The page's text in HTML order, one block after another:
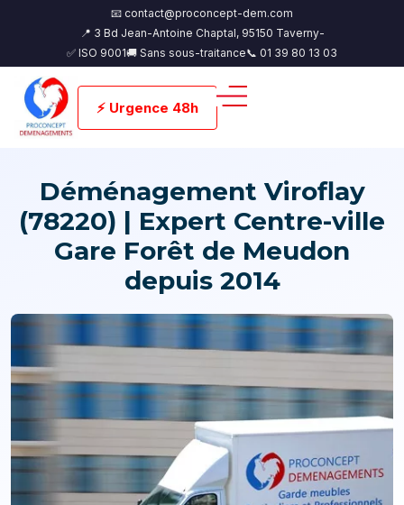
📧 contact@proconcept-dem.com
📍 3 Bd Jean-Antoine Chaptal, 95150 Taverny-
✅ ISO 9001🚚 Sans sous-traitance📞 01 39 80 13 03
⚡ Urgence 48h
Déménagement Viroflay
(78220) | Expert Centre-ville
Gare Forêt de Meudon
depuis 2014